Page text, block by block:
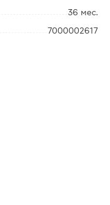
36 мес.
7000002617